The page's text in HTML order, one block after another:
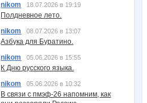
nikom
18.07.2026 в 19:19
Полдневное лето.
nikom
08.07.2026 в 13:07
Азбука для Буратино.
nikom
05.06.2026 в 15:55
К Дню русского языка.
nikom
05.06.2026 в 10:32
В связи с пмэф-26 напомним, как